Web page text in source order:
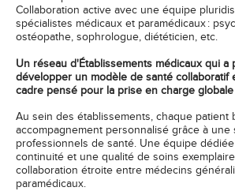
Collaboration active avec une équipe
spécialistes médicaux et paramédicaux :
ostéopathe, sophrologue, diététicien, etc.
Un réseau d'Établissements médicaux qui a
développer un modèle de santé collaboratif
cadre pensé pour la prise en charge
Au sein des établissements, chaque patient
accompagnement personnalisé grâce à
professionnels de santé. Une équipe
continuité et une qualité de soins
collaboration étroite entre médecins
paramédicaux.